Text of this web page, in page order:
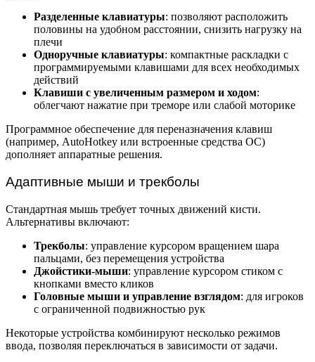
Разделенные клавиатуры: позволяют расположить
половины на удобном расстоянии, снизить нагрузку на
плечи
Одноручные клавиатуры: компактные раскладки с
программируемыми клавишами для всех необходимых
действий
Клавиши с увеличенным размером и ходом:
облегчают нажатие при треморе или слабой моторике
Программное обеспечение для переназначения клавиш
(например, AutoHotkey или встроенные средства ОС)
дополняет аппаратные решения.
Адаптивные мыши и трекболы
Стандартная мышь требует точных движений кисти.
Альтернативы включают:
Трекболы: управление курсором вращением шара
пальцами, без перемещения устройства
Джойстики-мыши: управление курсором стиком с
кнопками вместо кликов
Головные мыши и управление взглядом: для игроков
с ограниченной подвижностью рук
Некоторые устройства комбинируют несколько режимов
ввода, позволяя переключаться в зависимости от задачи.